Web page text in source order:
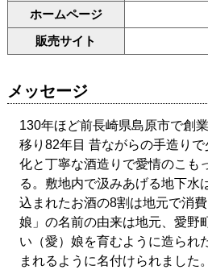
ホームページ
販売サイト
メッセージ
130年ほど前長崎県島原市で創
移り82年目 昔ながらの手造り
化と丁寧な酒造りで愛情のこも
る。敷地内で汲みあげる地下水
込まれたお酒の8割は地元で消
娘」の名前の由来は地元、愛野
い（愛）娘を育むように造られ
まれるように名付けられました。